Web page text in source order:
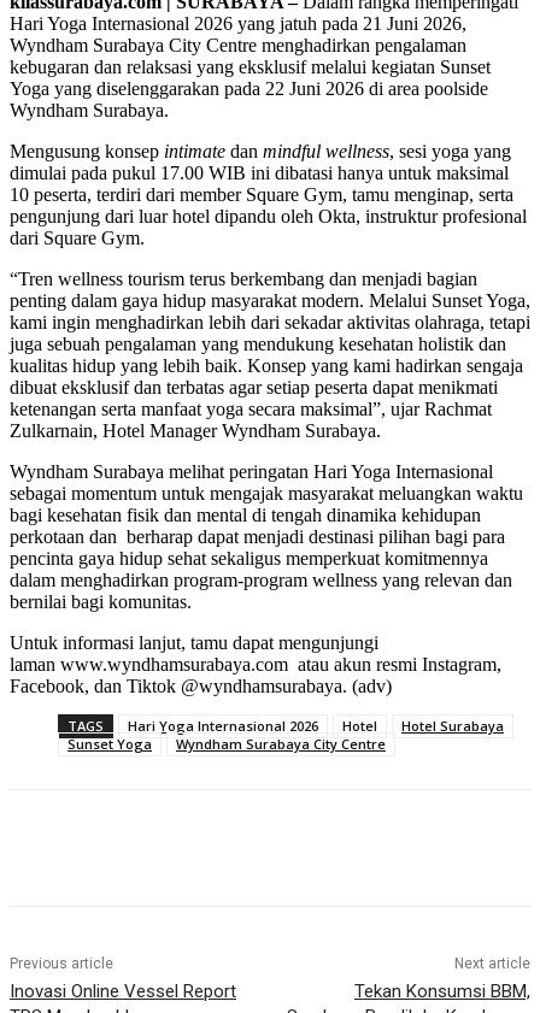
Hari Yoga Internasional 2026 yang jatuh pada 21 Juni 2026,
Wyndham Surabaya City Centre menghadirkan pengalaman
kebugaran dan relaksasi yang eksklusif melalui kegiatan Sunset
Yoga yang diselenggarakan pada 22 Juni 2026 di area poolside
Wyndham Surabaya.
Mengusung konsep intimate dan mindful wellness, sesi yoga yang
dimulai pada pukul 17.00 WIB ini dibatasi hanya untuk maksimal
10 peserta, terdiri dari member Square Gym, tamu menginap, serta
pengunjung dari luar hotel dipandu oleh Okta, instruktur profesional
dari Square Gym.
“Tren wellness tourism terus berkembang dan menjadi bagian
penting dalam gaya hidup masyarakat modern. Melalui Sunset Yoga,
kami ingin menghadirkan lebih dari sekadar aktivitas olahraga, tetapi
juga sebuah pengalaman yang mendukung kesehatan holistik dan
kualitas hidup yang lebih baik. Konsep yang kami hadirkan sengaja
dibuat eksklusif dan terbatas agar setiap peserta dapat menikmati
ketenangan serta manfaat yoga secara maksimal”, ujar Rachmat
Zulkarnain, Hotel Manager Wyndham Surabaya.
Wyndham Surabaya melihat peringatan Hari Yoga Internasional
sebagai momentum untuk mengajak masyarakat meluangkan waktu
bagi kesehatan fisik dan mental di tengah dinamika kehidupan
perkotaan dan berharap dapat menjadi destinasi pilihan bagi para
pencinta gaya hidup sehat sekaligus memperkuat komitmennya
dalam menghadirkan program-program wellness yang relevan dan
bernilai bagi komunitas.
Untuk informasi lanjut, tamu dapat mengunjungi
laman www.wyndhamsurabaya.com atau akun resmi Instagram,
Facebook, dan Tiktok @wyndhamsurabaya. (adv)
TAGS Hari Yoga Internasional 2026 Hotel
Hotel Surabaya
Sunset Yoga
Wyndham Surabaya City Centre
Previous article
Inovasi Online Vessel Report
Next article
Tekan Konsumsi BBM,